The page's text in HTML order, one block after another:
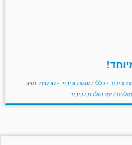
וכיבוד - כללי/עוגות וכיבוד - סרטים תויג
/ימי הולדת/כיבוד